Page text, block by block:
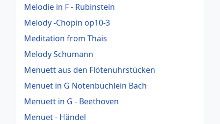
Melodie in F - Rubinstein
Melody -Chopin op10-3
Meditation from Thais
Melody Schumann
Menuett aus den Flötenuhrstücken
Menuet in G Notenbüchlein Bach
Menuett in G - Beethoven
Menuet - Händel